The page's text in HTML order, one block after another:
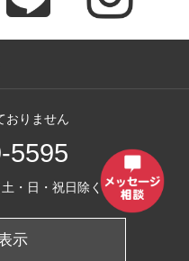
おりません
5595
・日・祝日除く）
示